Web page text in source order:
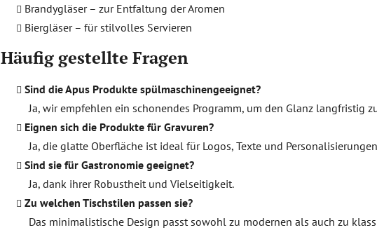
Brandygläser – zur Entfaltung der Aromen
Biergläser – für stilvolles Servieren
Häufig gestellte Fragen
Sind die Apus Produkte spülmaschinengeeignet?
Ja, wir empfehlen ein schonendes Programm, um den Glanz langfristig
Eignen sich die Produkte für Gravuren?
Ja, die glatte Oberfläche ist ideal für Logos, Texte und
Sind sie für Gastronomie geeignet?
Ja, dank ihrer Robustheit und Vielseitigkeit.
Zu welchen Tischstilen passen sie?
Das minimalistische Design passt sowohl zu modernen als auch zu